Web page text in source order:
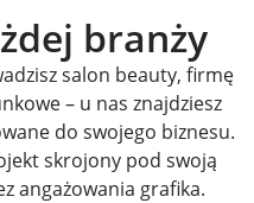
branży
salon beauty, firmę
– u nas znajdziesz
do swojego biznesu.
skrojony pod swoją
angażowania grafika.